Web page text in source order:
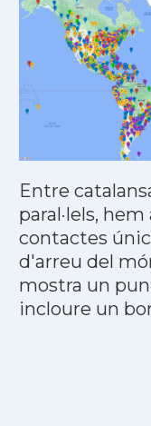
Entre
paral·lels,
contactes
d'arreu del
mostra un
incloure un